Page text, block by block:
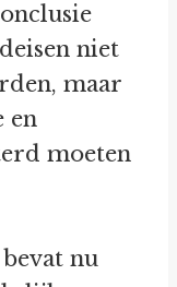
niet
maar
en
moeten
nu